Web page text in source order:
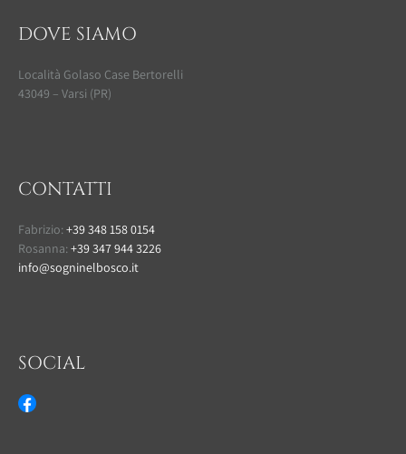
DOVE SIAMO
Località Golaso Case Bertorelli
43049 – Varsi (PR)
CONTATTI
Fabrizio:+39 348 158 0154
Rosanna:+39 347 944 3226
info@sogninelbosco.it
SOCIAL